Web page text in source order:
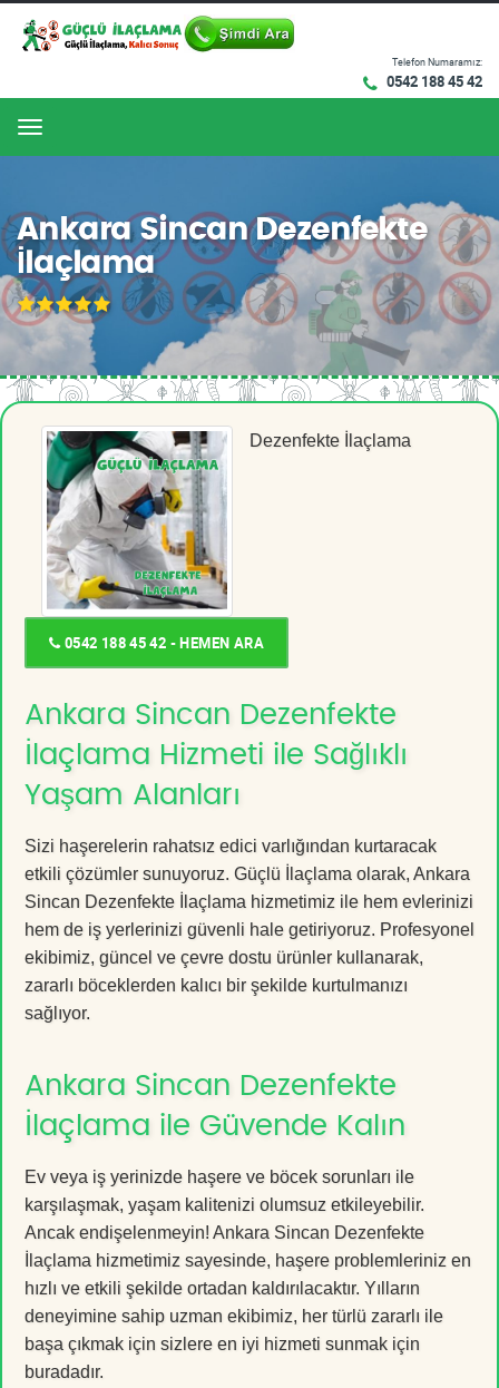
Telefon Numaramız:
0542 188 45 42
Menu
Ankara Sincan Dezenfekte
İlaçlama
Dezenfekte İlaçlama
0542 188 45 42 - HEMEN ARA
Ankara Sincan Dezenfekte
İlaçlama Hizmeti ile Sağlıklı
Yaşam Alanları
Sizi haşerelerin rahatsız edici varlığından kurtaracak
etkili çözümler sunuyoruz. Güçlü İlaçlama olarak, Ankara
Sincan Dezenfekte İlaçlama hizmetimiz ile hem evlerinizi
hem de iş yerlerinizi güvenli hale getiriyoruz. Profesyonel
ekibimiz, güncel ve çevre dostu ürünler kullanarak,
zararlı böceklerden kalıcı bir şekilde kurtulmanızı
sağlıyor.
Ankara Sincan Dezenfekte
İlaçlama ile Güvende Kalın
Ev veya iş yerinizde haşere ve böcek sorunları ile
karşılaşmak, yaşam kalitenizi olumsuz etkileyebilir.
Ancak endişelenmeyin! Ankara Sincan Dezenfekte
İlaçlama hizmetimiz sayesinde, haşere problemleriniz en
hızlı ve etkili şekilde ortadan kaldırılacaktır. Yılların
deneyimine sahip uzman ekibimiz, her türlü zararlı ile
başa çıkmak için sizlere en iyi hizmeti sunmak için
buradadır.